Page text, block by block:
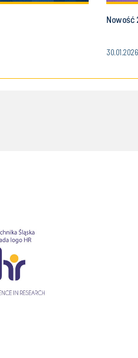
Nowość
30.01.2026